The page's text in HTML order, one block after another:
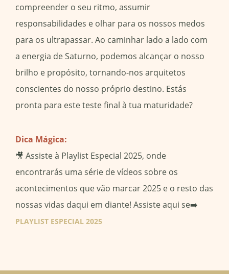
compreender o seu ritmo, assumir
responsabilidades e olhar para os nossos medos
para os ultrapassar. Ao caminhar lado a lado com
a energia de Saturno, podemos alcançar o nosso
brilho e propósito, tornando-nos arquitetos
conscientes do nosso próprio destino. Estás
pronta para este teste final à tua maturidade?
Dica Mágica:
🎥 Assiste à Playlist Especial 2025, onde
encontrarás uma série de vídeos sobre os
acontecimentos que vão marcar 2025 e o resto das
nossas vidas daqui em diante! Assiste aqui se➡️
PLAYLIST ESPECIAL 2025